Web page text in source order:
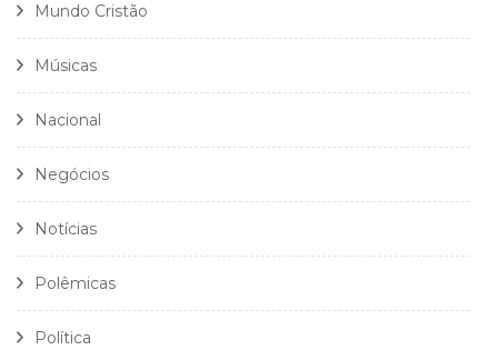
Mundo Cristão
Músicas
Nacional
Negócios
Notícias
Polêmicas
Política